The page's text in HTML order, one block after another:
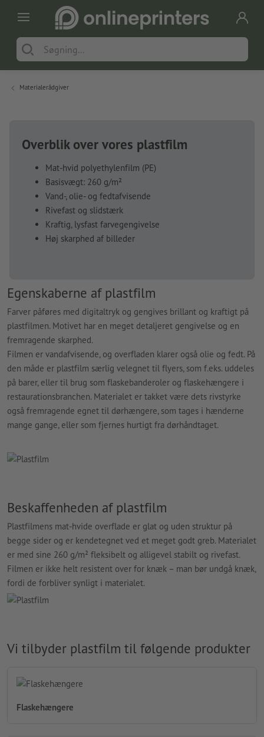
Materialerådgiver
Overblik over vores plastfilm
Mat-hvid polyethylenfilm (PE)
Basisvægt: 260 g/m²
Vand-, olie- og fedtafvisende
Rivefast og slidstærk
Kraftig, lysfast farvegengivelse
Høj skarphed af billeder
Egenskaberne af plastfilm
Farver påføres med digitaltryk og gengives brillant og kraftigt på
plastfilmen. Motivet har en meget detaljeret gengivelse og en
fremragende skarphed.
Filmen er vandafvisende, og overfladen klarer også olie og fedt. På
den måde er plastfilm særlig velegnet til flyers, som f.eks. uddeles
på barer, eller til brug som flaskebanderoler og flaskehængere i
restaurationsbranchen. Materialet er takket være dets rivstyrke
også fremragende egnet til dørhængere, som tages i hænderne
mange gange, eller som fjernes hurtigt fra dørhåndtaget.
Beskaffenheden af plastfilm
Plastfilmens mat-hvide overflade er glat og uden struktur på
begge sider og er kendetegnet ved et meget godt greb. Materialet
er med sine 260 g/m² fleksibelt og alligevel stabilt og rivefast.
Filmen er ikke helt resistent over for knæk – man bør undgå knæk,
fordi de forbliver synligt i materialet.
Vi tilbyder plastfilm til følgende produkter
Flaskehængere